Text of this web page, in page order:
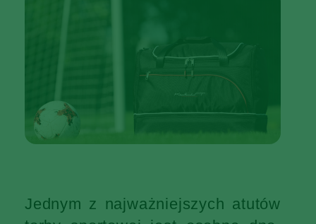
Jednym z najważniejszych atutów